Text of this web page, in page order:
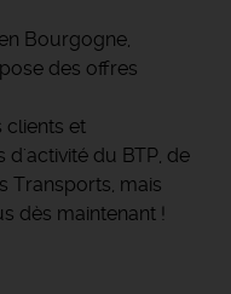
Bourgogne,
des offres
clients et
du BTP, de
Transports, mais
dès maintenant !